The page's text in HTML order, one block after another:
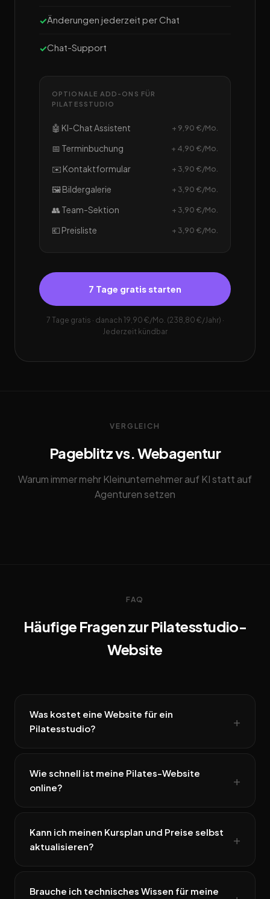
Änderungen jederzeit per Chat
Chat-Support
OPTIONALE ADD-ONS FÜR
PILATESSTUDIO
🤖 KI-Chat Assistent + 9,90 €/Mo.
📅 Terminbuchung + 4,90 €/Mo.
✉️ Kontaktformular + 3,90 €/Mo.
🖼️ Bildergalerie + 3,90 €/Mo.
👥 Team-Sektion + 3,90 €/Mo.
💶 Preisliste + 3,90 €/Mo.
7 Tage gratis starten
7 Tage gratis · danach 19,90 €/Mo. (238,80 €/Jahr) ·
Jederzeit kündbar
VERGLEICH
Pageblitz vs. Webagentur
Warum immer mehr Kleinunternehmer auf KI statt auf
Agenturen setzen
FAQ
Häufige Fragen zur Pilatesstudio-
Website
Was kostet eine Website für ein
Pilatesstudio?
Wie schnell ist meine Pilates-Website
online?
Kann ich meinen Kursplan und Preise selbst
aktualisieren?
Brauche ich technisches Wissen für meine